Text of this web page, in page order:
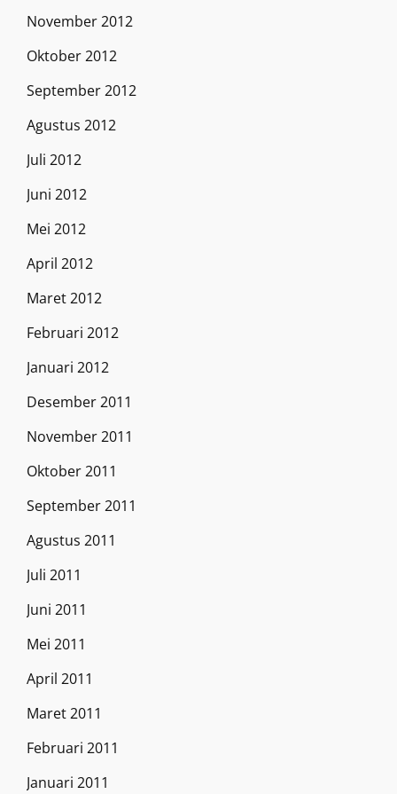
November 2012
Oktober 2012
September 2012
Agustus 2012
Juli 2012
Juni 2012
Mei 2012
April 2012
Maret 2012
Februari 2012
Januari 2012
Desember 2011
November 2011
Oktober 2011
September 2011
Agustus 2011
Juli 2011
Juni 2011
Mei 2011
April 2011
Maret 2011
Februari 2011
Januari 2011